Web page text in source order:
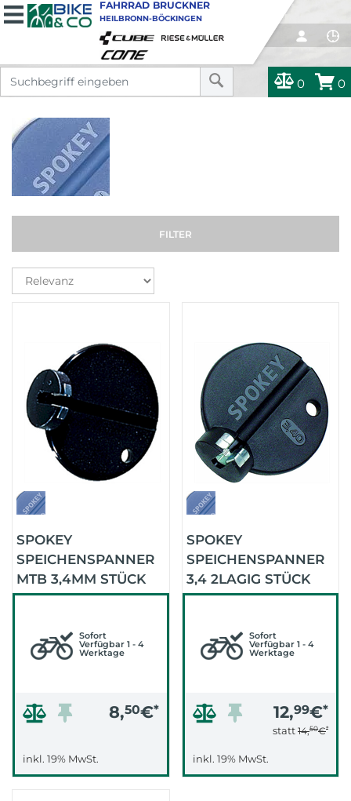
0 0
FAHRRAD BRUCKNER
HEILBRONN-BÖCKINGEN
FILTER
SPOKEY
SPEICHENSPANNER
MTB 3,4MM STÜCK
(SCHWARZ)
Sofort
Verfügbar 1 - 4
Werktage
8,50€*
inkl. 19% MwSt.
SPOKEY
SPEICHENSPANNER
3,4 2LAGIG STÜCK
(SCHWARZ)
Sofort
Verfügbar 1 - 4
Werktage
12,99€*
statt 14,50€*
inkl. 19% MwSt.